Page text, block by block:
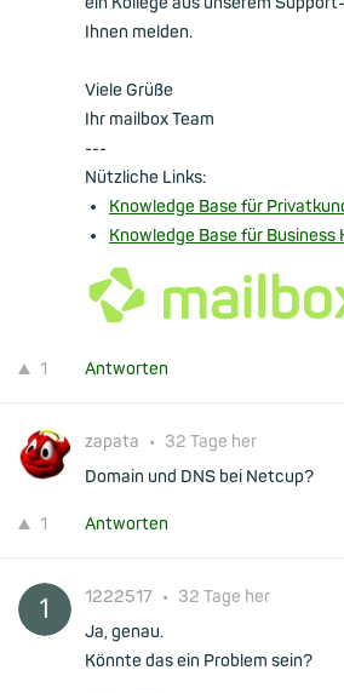
Ihnen melden.
Viele Grüße
Ihr mailbox Team
---
Nützliche Links:
Knowledge Base für
Knowledge Base für Business
1 Antworten
zapata • 32 Tage her
Domain und DNS bei Netcup?
1 Antworten
1222517 • 32 Tage her
Ja, genau.
Könnte das ein Problem sein?